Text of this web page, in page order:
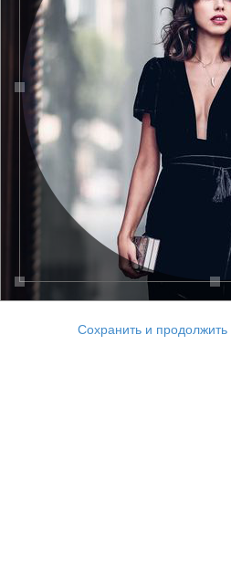
Сохранить и продолжить